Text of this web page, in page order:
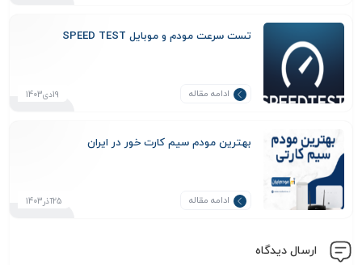
تست سرعت مودم و موبایل SPEED TEST
ادامه مقاله 19دی1403
بهترین مودم سیم کارت خور در ایران
ادامه مقاله 25آذر1403
ارسال دیدگاه